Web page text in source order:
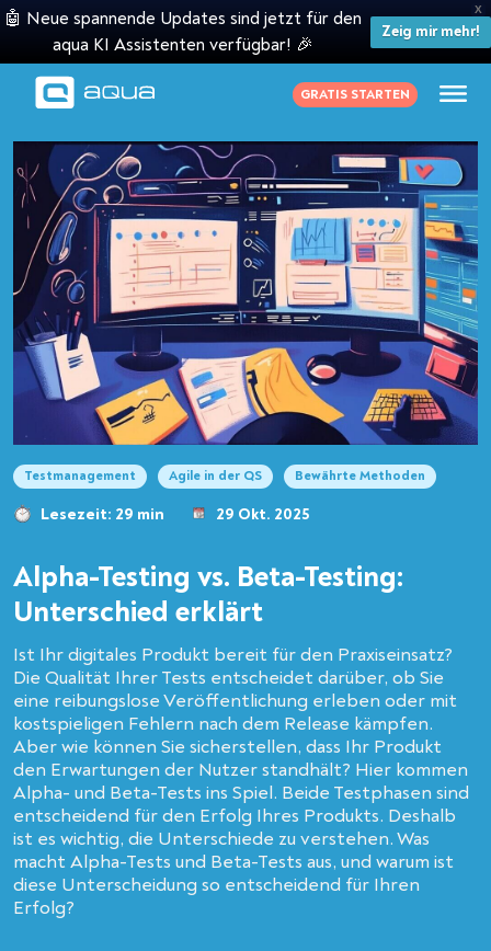
X
🤖 Neue spannende Updates sind jetzt für den
aqua KI Assistenten verfügbar! 🎉
Zeig mir mehr!
GRATIS STARTEN
Testmanagement Agile in der QS Bewährte Methoden
Lesezeit: 29 min 29 Okt. 2025
Alpha-Testing vs. Beta-Testing:
Unterschied erklärt
Ist Ihr digitales Produkt bereit für den Praxiseinsatz?
Die Qualität Ihrer Tests entscheidet darüber, ob Sie
eine reibungslose Veröffentlichung erleben oder mit
kostspieligen Fehlern nach dem Release kämpfen.
Aber wie können Sie sicherstellen, dass Ihr Produkt
den Erwartungen der Nutzer standhält? Hier kommen
Alpha- und Beta-Tests ins Spiel. Beide Testphasen sind
entscheidend für den Erfolg Ihres Produkts. Deshalb
ist es wichtig, die Unterschiede zu verstehen. Was
macht Alpha-Tests und Beta-Tests aus, und warum ist
diese Unterscheidung so entscheidend für Ihren
Erfolg?